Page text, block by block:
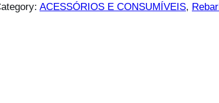
ACESSÓRIOS E CONSUMÍVEIS,